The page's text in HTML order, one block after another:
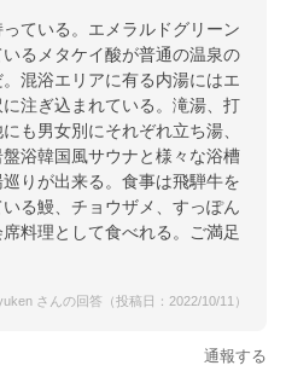
ている。エメラルドグリーン
るメタケイ酸が普通の温泉の
混浴エリアに有る内湯にはエ
注ぎ込まれている。滝湯、打
も男女別にそれぞれ立ち湯、
浴韓国風サウナと様々な浴槽
りが出来る。食事は飛騨牛を
る鰻、チョウザメ、すっぽん
料理として食べれる。ご満足
さんの回答（投稿日：2022/10/11）
通報する